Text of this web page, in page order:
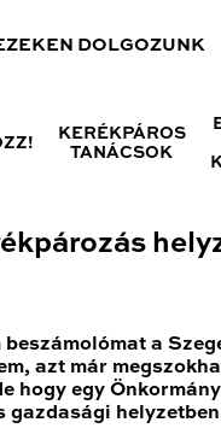
DOLGOZUNK
KERÉKPÁROS
TANÁCSOK
beszámolómat a
azt már
hogy egy
gazdasági